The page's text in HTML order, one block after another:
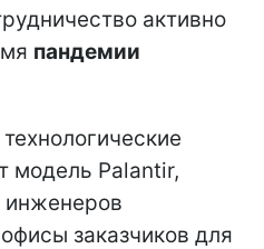
активно
пандемии
модель Palantir,
инженеров
заказчиков для